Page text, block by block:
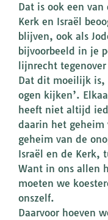
Dat is ook een
Kerk en Israël
blijven, ook als
bijvoorbeeld in je
lijnrecht
Dat dit moeilijk is,
ogen kijken’.
heeft niet altijd
daarin het geheim
geheim van de
Israël en de Kerk,
Want in ons allen
moeten we
onszelf.
Daarvoor hoeven